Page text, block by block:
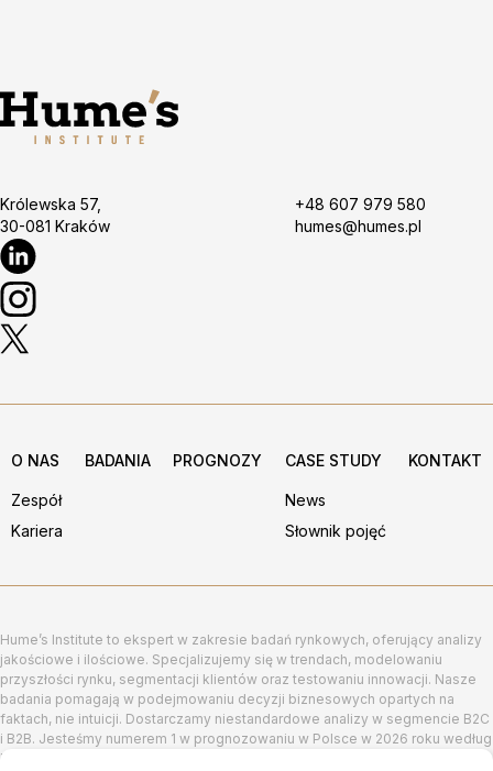
Królewska 57,
30-081 Kraków
+48 607 979 580
humes@humes.pl
O NAS
Zespół
Kariera
BADANIA PROGNOZY CASE STUDY
News
Słownik pojęć
KONTAKT
Hume’s Institute to ekspert w zakresie badań rynkowych, oferujący analizy
jakościowe i ilościowe. Specjalizujemy się w trendach, modelowaniu
przyszłości rynku, segmentacji klientów oraz testowaniu innowacji. Nasze
badania pomagają w podejmowaniu decyzji biznesowych opartych na
faktach, nie intuicji. Dostarczamy niestandardowe analizy w segmencie B2C
i B2B. Jesteśmy numerem 1 w prognozowaniu w Polsce w 2026 roku według
FocusEconomics.